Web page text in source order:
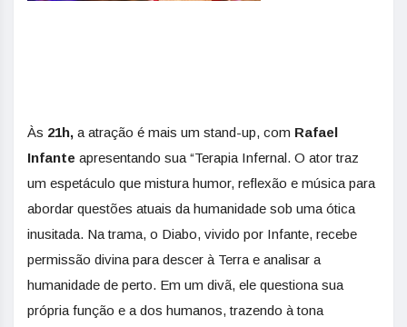
Às 21h, a atração é mais um stand-up, com Rafael
Infante apresentando sua “Terapia Infernal. O ator traz
um espetáculo que mistura humor, reflexão e música para
abordar questões atuais da humanidade sob uma ótica
inusitada. Na trama, o Diabo, vivido por Infante, recebe
permissão divina para descer à Terra e analisar a
humanidade de perto. Em um divã, ele questiona sua
própria função e a dos humanos, trazendo à tona